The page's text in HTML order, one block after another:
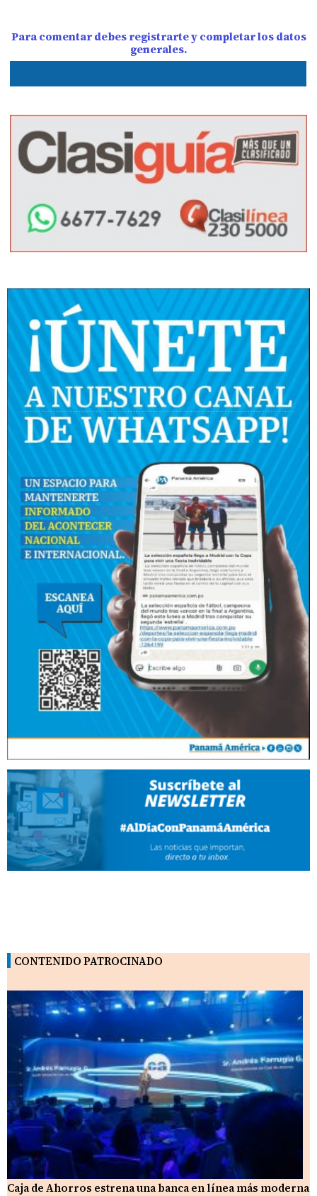
Para comentar debes registrarte y completar los datos
generales.
CONTENIDO PATROCINADO
Caja de Ahorros estrena una banca en línea más moderna